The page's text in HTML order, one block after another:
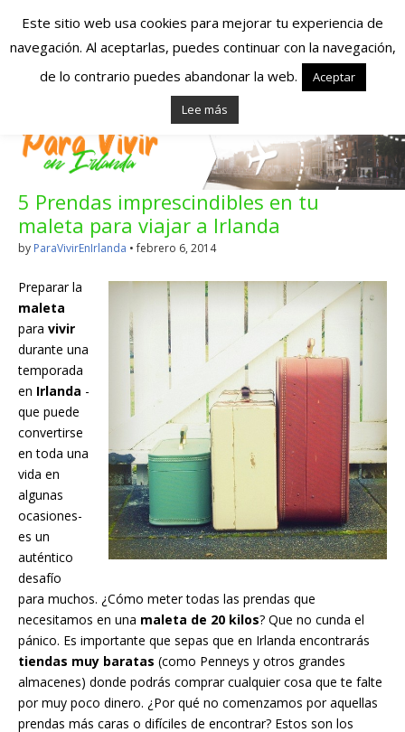
Españoles en
Irlanda – Vivir en
Irlanda – Trabajo
en Irlanda –
Alojamiento en
Irlanda
Blog dedicado a los que viven, estudian y trabajan en
Irlanda!
5 Prendas imprescindibles en tu
maleta para viajar a Irlanda
by ParaVivirEnIrlanda •febrero 6, 2014
Preparar la
maleta
para vivir
durante una
temporada
en Irlanda -
que puede
convertirse
en toda una
vida en
algunas
ocasiones-
es un
auténtico
desafío
para muchos. ¿Cómo meter todas las prendas que
necesitamos en una maleta de 20 kilos? Que no cunda el
pánico. Es importante que sepas que en Irlanda encontrarás
tiendas muy baratas (como Penneys y otros grandes
almacenes) donde podrás comprar cualquier cosa que te falte
por muy poco dinero. ¿Por qué no comenzamos por aquellas
prendas más caras o difíciles de encontrar? Estos son los
Este sitio web usa cookies para mejorar tu experiencia de
navegación. Al aceptarlas, puedes continuar con la navegación,
de lo contrario puedes abandonar la web.
Aceptar
Lee más